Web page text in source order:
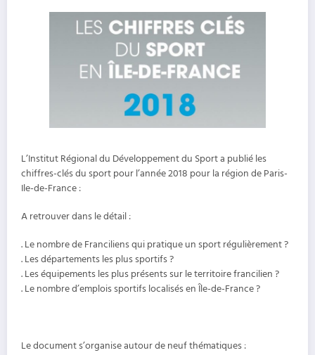
L’Institut Régional du Développement du Sport a publié les
chiffres-clés du sport pour l’année 2018 pour la région de Paris-
Ile-de-France :
A retrouver dans le détail :
. Le nombre de Franciliens qui pratique un sport régulièrement ?
. Les départements les plus sportifs ?
. Les équipements les plus présents sur le territoire francilien ?
. Le nombre d’emplois sportifs localisés en Île-de-France ?
Le document s’organise autour de neuf thématiques :